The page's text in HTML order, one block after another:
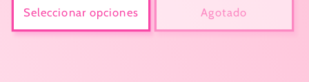
Seleccionar opciones Agotado